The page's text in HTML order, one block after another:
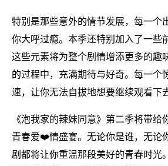
特别是那些意外的情节发展，每一个
你大呼过瘾。本季还特别加入了一些
这些元素将为整个剧情增添更多的趣
的过程中，充满期待与好奇。每一个
速，让你无法自拔地想要继续观看下
《泡我家的辣妹同意》第二季将带给
青春爱❤️情盛宴。无论你是谁，无论
剧都将让你重温那段美好的青春时光